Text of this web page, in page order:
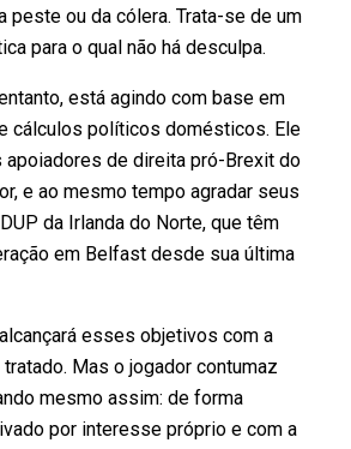
peste ou da cólera. Trata-se de um
para o qual não há desculpa.
está agindo com base em
cálculos políticos domésticos. Ele
apoiadores de direita pró-Brexit do
e ao mesmo tempo agradar seus
da Irlanda do Norte, que têm
em Belfast desde sua última
esses objetivos com a
Mas o jogador contumaz
mesmo assim: de forma
por interesse próprio e com a